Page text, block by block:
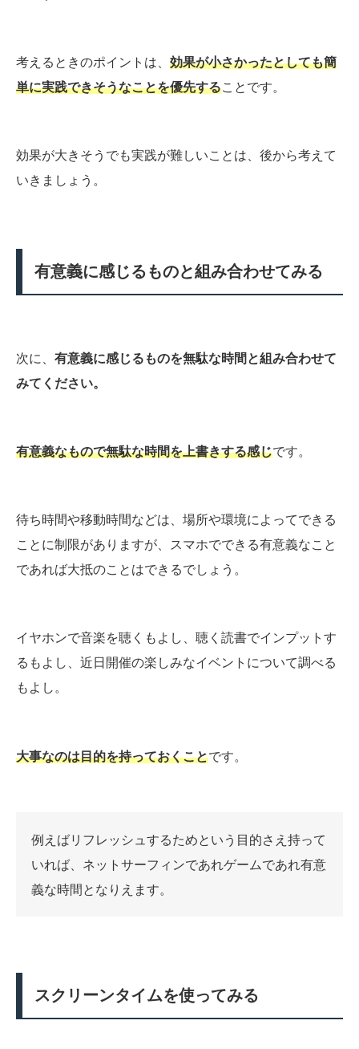
考えるときのポイントは、 効果が小さかったとしても簡
単に実践できそうなことを優先することです。
効果が大きそうでも実践が難しいことは、後から考えて
いきましょう。
有意義に感じるものと組み合わせてみる
次に、 有意義に感じるものを無駄な時間と組み合わせて
みてください。
有意義なもので無駄な時間を上書きする感じです。
待ち時間や移動時間などは、場所や環境によってできる
ことに制限がありますが、スマホでできる有意義なこと
であれば大抵のことはできるでしょう。
イヤホンで音楽を聴くもよし、聴く読書でインプットす
るもよし、近日開催の楽しみなイベントについて調べる
もよし。
大事なのは目的を持っておくことです。
例えばリフレッシュするためという目的さえ持って
いれば、ネットサーフィンであれゲームであれ有意
義な時間となりえます。
スクリーンタイムを使ってみる